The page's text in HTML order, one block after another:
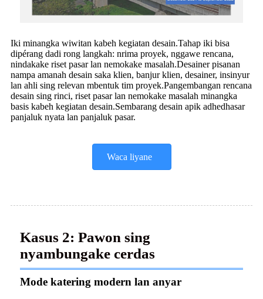
Iki minangka wiwitan kabeh kegiatan desain.Tahap iki bisa
dipérang dadi rong langkah: nrima proyek, nggawe rencana,
nindakake riset pasar lan nemokake masalah.Desainer pisanan
nampa amanah desain saka klien, banjur klien, desainer, insinyur
lan ahli sing relevan mbentuk tim proyek.Pangembangan rencana
desain sing rinci, riset pasar lan nemokake masalah minangka
basis kabeh kegiatan desain.Sembarang desain apik adhedhasar
panjaluk nyata lan panjaluk pasar.
Waca liyane
Kasus 2: Pawon sing
nyambungake cerdas
Mode katering modern lan anyar